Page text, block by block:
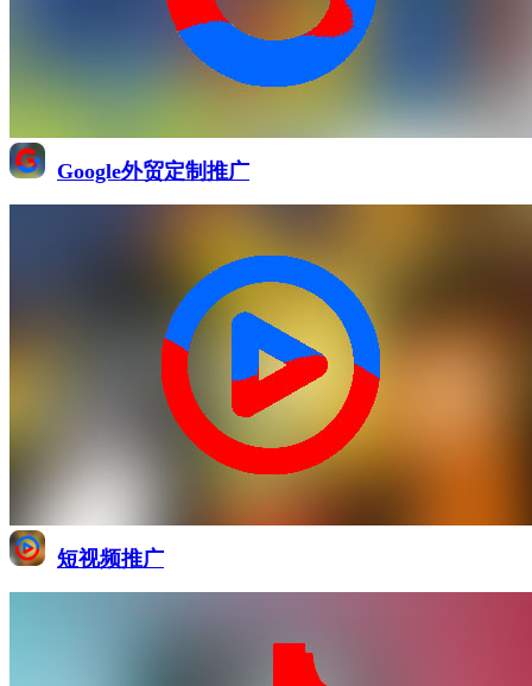
Google外贸定制推广
短视频推广